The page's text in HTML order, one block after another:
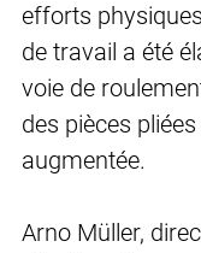
efforts
de travail a été
voie de
des pièces
augmentée.
Arno Müller,